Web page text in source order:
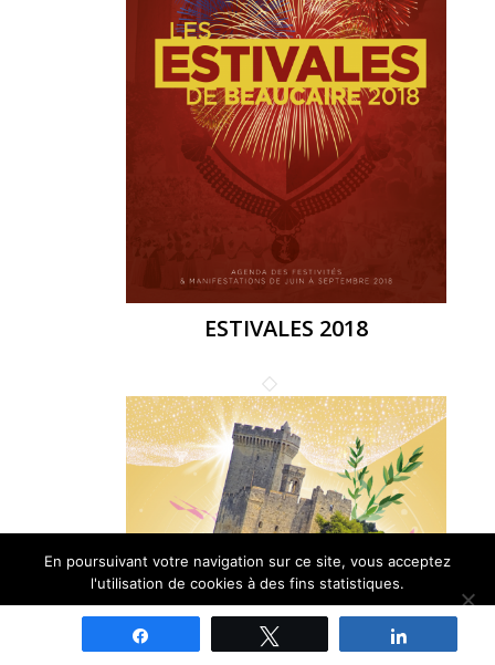
ESTIVALES 2018
En poursuivant votre navigation sur ce site, vous acceptez
l'utilisation de cookies à des fins statistiques.
Ok Non